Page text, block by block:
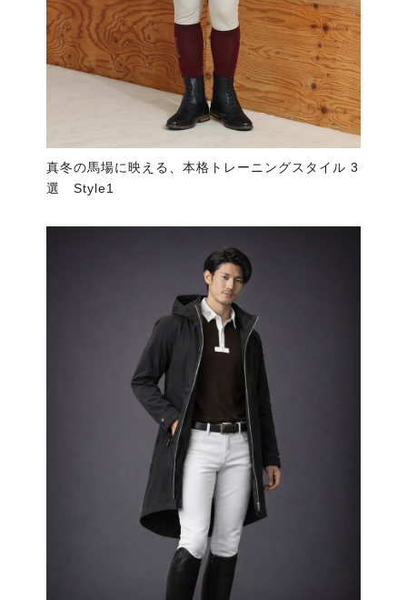
真冬の馬場に映える、本格トレーニングスタイル 3
選 Style1